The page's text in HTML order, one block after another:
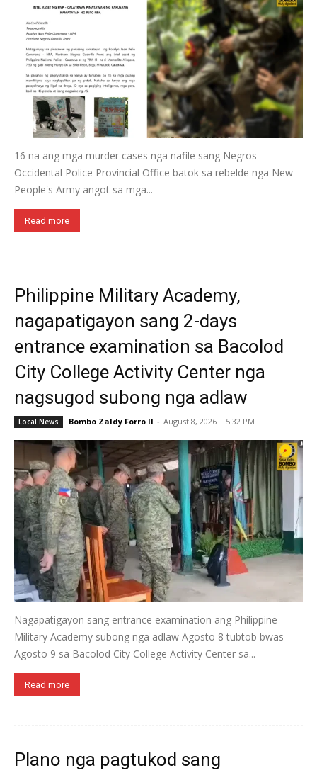
16 na ang mga murder cases nga nafile sang Negros
Occidental Police Provincial Office batok sa rebelde nga New
People's Army angot sa mga...
Read more
Philippine Military Academy,
nagapatigayon sang 2-days
entrance examination sa Bacolod
City College Activity Center nga
nagsugod subong nga adlaw
Local News Bombo Zaldy Forro II - August 8, 2026 | 5:32 PM
Nagapatigayon sang entrance examination ang Philippine
Military Academy subong nga adlaw Agosto 8 tubtob bwas
Agosto 9 sa Bacolod City College Activity Center sa...
Read more
Plano nga pagtukod sang